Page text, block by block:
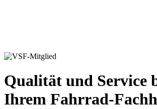
Qualität und Service
Ihrem Fahrrad-